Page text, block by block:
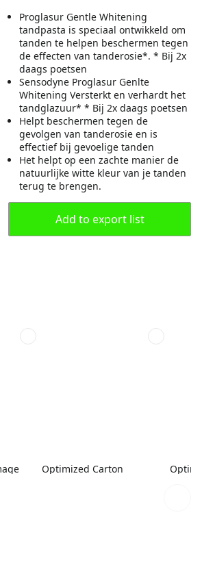
Proglasur Gentle Whitening
tandpasta is speciaal ontwikkeld om
tanden te helpen beschermen tegen
de effecten van tanderosie*. * Bij 2x
daags poetsen
Sensodyne Proglasur Genlte
Whitening Versterkt en verhardt het
tandglazuur* * Bij 2x daags poetsen
Helpt beschermen tegen de
gevolgen van tanderosie en is
effectief bij gevoelige tanden
Het helpt op een zachte manier de
natuurlijke witte kleur van je tanden
terug te brengen.
Add to export list
Optimized Carton